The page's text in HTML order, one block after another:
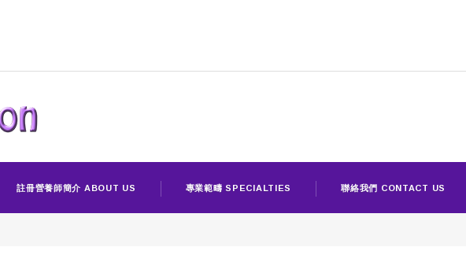
註冊營養師簡介 ABOUT US 專業範疇 SPECIALTIES 聯絡我們 CONTACT US